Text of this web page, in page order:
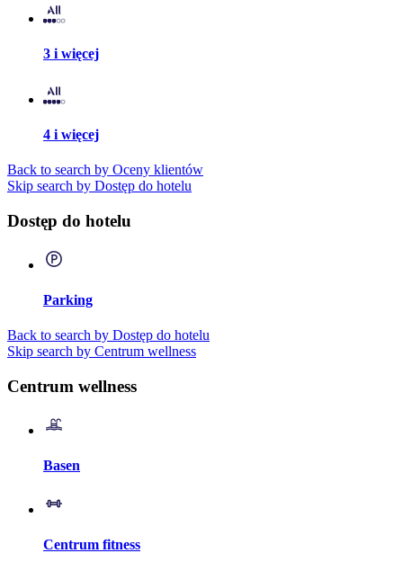
3 i więcej
4 i więcej
Back to search by Oceny klientów
Skip search by Dostęp do hotelu
Dostęp do hotelu
Parking
Back to search by Dostęp do hotelu
Skip search by Centrum wellness
Centrum wellness
Basen
Centrum fitness